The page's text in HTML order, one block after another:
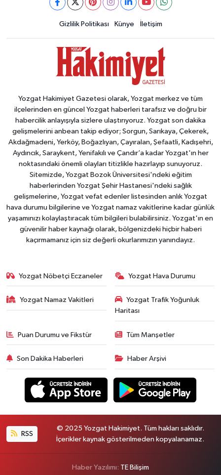
Gizlilik Politikası Künye İletişim
Yozgat Hakimiyet Gazetesi olarak, Yozgat merkez ve tüm
ilçelerinden en güncel Yozgat haberleri tarafsız ve doğru bir
habercilik anlayışıyla sizlere ulaştırıyoruz. Yozgat son dakika
gelişmelerini anbean takip ediyor; Sorgun, Sarıkaya, Çekerek,
Akdağmadeni, Yerköy, Boğazlıyan, Çayıralan, Şefaatli, Kadışehri,
Aydıncık, Saraykent, Yenifakılı ve Çandır’a kadar Yozgat'ın her
noktasındaki önemli olayları titizlikle hazırlayıp sunuyoruz.
Sitemizde, Yozgat Bozok Üniversitesi'ndeki eğitim
haberlerinden Yozgat Şehir Hastanesi'ndeki sağlık
gelişmelerine, Yozgat vefat edenler listesinden anlık Yozgat
hava durumu bilgilerine ve Yozgat namaz vakitlerine kadar günlük
yaşamınızı kolaylaştıracak tüm bilgileri bulabilirsiniz. Yozgat'ın en
güvenilir haber kaynağı olarak, bölgenizdeki hiçbir haberi
kaçırmamanız için siz değerli okurlarımızın yanındayız.
Yozgat Nöbetçi Eczaneler Yozgat Hava Durumu
Yozgat Namaz Vakitleri
Yozgat Trafik Yoğunluk
Haritası
Puan Durumu ve Fikstür Tüm Manşetler
Son Dakika Haberleri Haber Arşivi
RSS
© 2025 Yozgat Hakimiyet. Tüm hakları saklıdır.
İçerikler kaynak gösterilmeden kopyalanamaz.
Haber Yazılımı: TE Bilişim